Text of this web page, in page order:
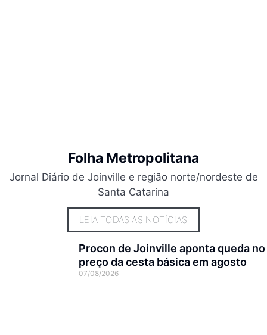
Folha Metropolitana
Jornal Diário de Joinville e região norte/nordeste de
Santa Catarina
LEIA TODAS AS NOTÍCIAS
Procon de Joinville aponta queda no
preço da cesta básica em agosto
07/08/2026